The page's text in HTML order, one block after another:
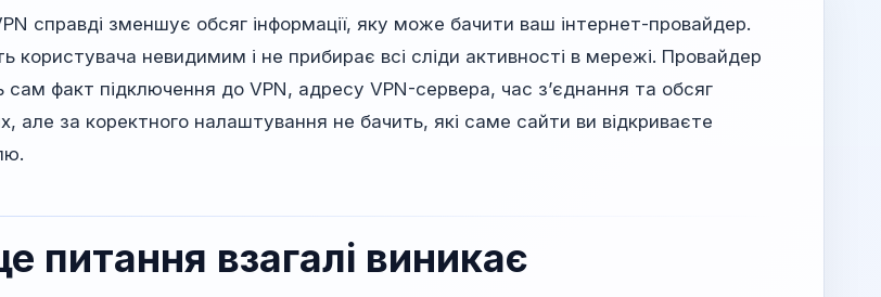
справді зменшує обсяг інформації, яку може бачити ваш інтернет-провайдер.
користувача невидимим і не прибирає всі сліди активності в мережі. Провайдер
сам факт підключення до VPN, адресу VPN-сервера, час з’єднання та обсяг
але за коректного налаштування не бачить, які саме сайти ви відкриваєте
питання взагалі виникає